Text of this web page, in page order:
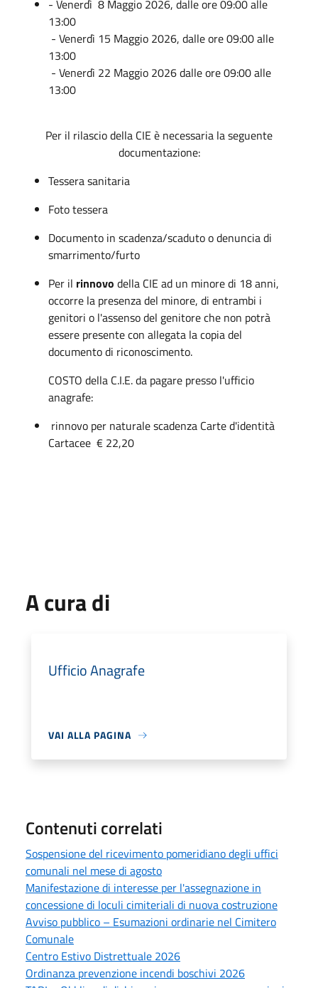
- Venerdì 8 Maggio 2026, dalle ore 09:00 alle
13:00
- Venerdì 15 Maggio 2026, dalle ore 09:00 alle
13:00
- Venerdì 22 Maggio 2026 dalle ore 09:00 alle
13:00
Per il rilascio della CIE è necessaria la seguente
documentazione:
Tessera sanitaria
Foto tessera
Documento in scadenza/scaduto o denuncia di
smarrimento/furto
Per il rinnovo della CIE ad un minore di 18 anni,
occorre la presenza del minore, di entrambi i
genitori o l'assenso del genitore che non potrà
essere presente con allegata la copia del
documento di riconoscimento.
COSTO della C.I.E. da pagare presso l'ufficio
anagrafe:
rinnovo per naturale scadenza Carte d'identità
Cartacee € 22,20
A cura di
Ufficio Anagrafe
VAI ALLA PAGINA
Contenuti correlati
Sospensione del ricevimento pomeridiano degli uffici
comunali nel mese di agosto
Manifestazione di interesse per l'assegnazione in
concessione di loculi cimiteriali di nuova costruzione
Avviso pubblico – Esumazioni ordinarie nel Cimitero
Comunale
Centro Estivo Distrettuale 2026
Ordinanza prevenzione incendi boschivi 2026